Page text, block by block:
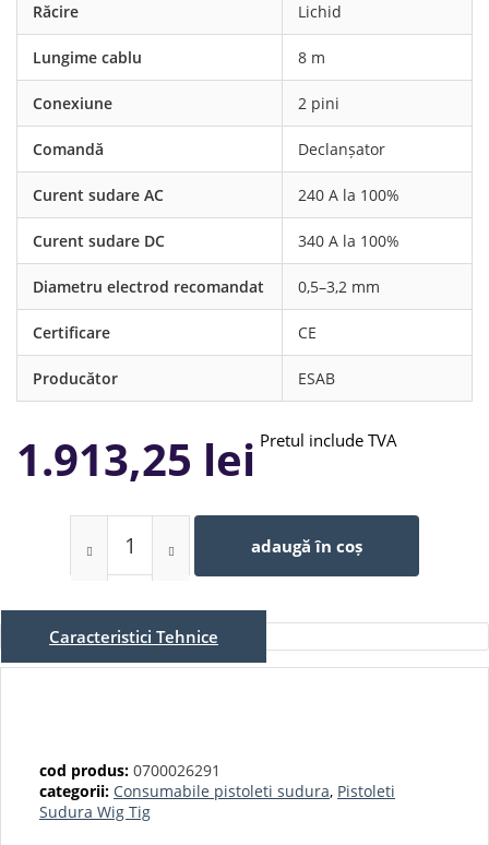
Răcire Lichid
Lungime cablu 8 m
Conexiune 2 pini
Comandă Declanșator
Curent sudare AC 240 A la 100%
Curent sudare DC 340 A la 100%
Diametru electrod recomandat 0,5–3,2 mm
Certificare CE
Producător ESAB
1.913,25 lei Pretul include TVA
adaugă în coș
Caracteristici Tehnice
cod produs: 0700026291
categorii: Consumabile pistoleti sudura, Pistoleti
Sudura Wig Tig